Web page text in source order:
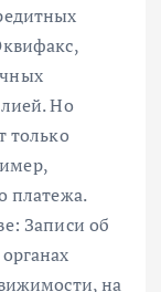
Но
только
платежа.
Записи об
на